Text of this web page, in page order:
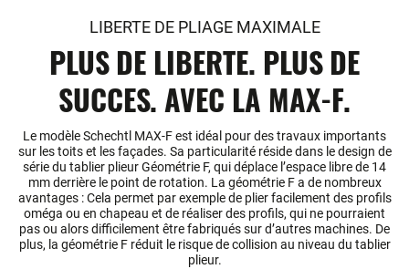
LIBERTE DE PLIAGE MAXIMALE
PLUS DE LIBERTE. PLUS DE
SUCCES. AVEC LA MAX-F.
Le modèle Schechtl MAX-F est idéal pour des travaux importants
sur les toits et les façades. Sa particularité réside dans le design de
série du tablier plieur Géométrie F, qui déplace l’espace libre de 14
mm derrière le point de rotation. La géométrie F a de nombreux
avantages : Cela permet par exemple de plier facilement des profils
oméga ou en chapeau et de réaliser des profils, qui ne pourraient
pas ou alors difficilement être fabriqués sur d’autres machines. De
plus, la géométrie F réduit le risque de collision au niveau du tablier
plieur.